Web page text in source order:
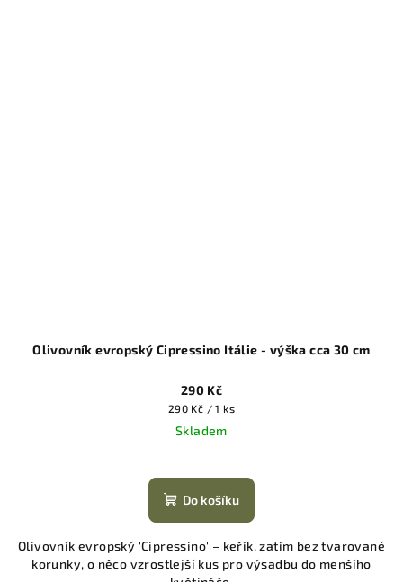
Olivovník evropský Cipressino Itálie - výška cca 30 cm
290 Kč
Měrná
cena:
290 Kč / 1 ks
Skladem
Do košíku
Olivovník evropský 'Cipressino' – keřík, zatím bez tvarované
korunky, o něco vzrostlejší kus pro výsadbu do menšího